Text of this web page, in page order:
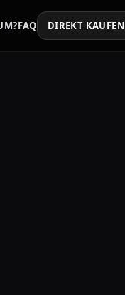
FAQ DIREKT KAUFEN